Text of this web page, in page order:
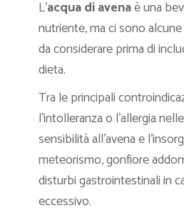
L’acqua di avenaè una
nutriente, ma ci sono
da considerare prima di
dieta.
Tra le principali
l’intolleranza o l’allergia
sensibilità all’avena e
meteorismo, gonfiore
disturbi gastrointestinali in
eccessivo.